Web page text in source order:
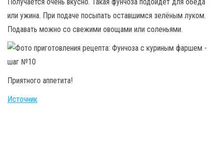
или ужина. При подаче посыпать оставшимся зелёным луком.
Подавать можно со свежими овощами или соленьями.
Приятного аппетита!
Источник